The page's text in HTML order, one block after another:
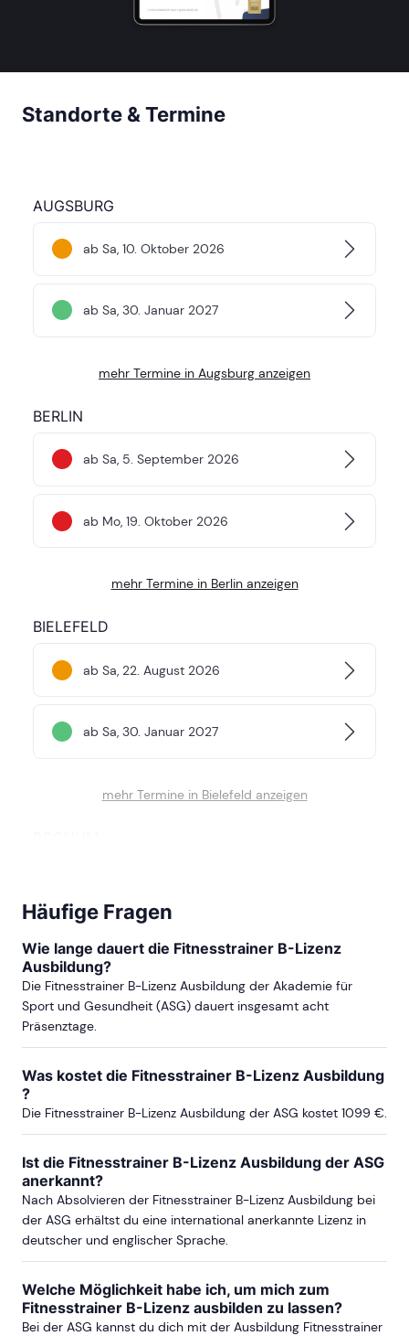
Standorte & Termine
AUGSBURG
ab Sa, 10. Oktober 2026
ab Sa, 30. Januar 2027
mehr Termine in Augsburg anzeigen
BERLIN
ab Sa, 5. September 2026
ab Mo, 19. Oktober 2026
mehr Termine in Berlin anzeigen
BIELEFELD
ab Sa, 22. August 2026
ab Sa, 30. Januar 2027
mehr Termine in Bielefeld anzeigen
BONN
ab Sa, 3. Juli 2027
ab Sa, 13. Februar 2027
ab Sa, 28. August 2027
ab Sa, 21. November 2026
Häufige Fragen
Wie lange dauert die Fitnesstrainer B-Lizenz
Ausbildung?
Die Fitnesstrainer B-Lizenz Ausbildung der Akademie für
Sport und Gesundheit (ASG) dauert insgesamt acht
Präsenztage.
Was kostet die Fitnesstrainer B-Lizenz Ausbildung
?
Die Fitnesstrainer B-Lizenz Ausbildung der ASG kostet 1099 €.
Ist die Fitnesstrainer B-Lizenz Ausbildung der ASG
anerkannt?
Nach Absolvieren der Fitnesstrainer B-Lizenz Ausbildung bei
der ASG erhältst du eine international anerkannte Lizenz in
deutscher und englischer Sprache.
Welche Möglichkeit habe ich, um mich zum
Fitnesstrainer B-Lizenz ausbilden zu lassen?
Bei der ASG kannst du dich mit der Ausbildung Fitnesstrainer